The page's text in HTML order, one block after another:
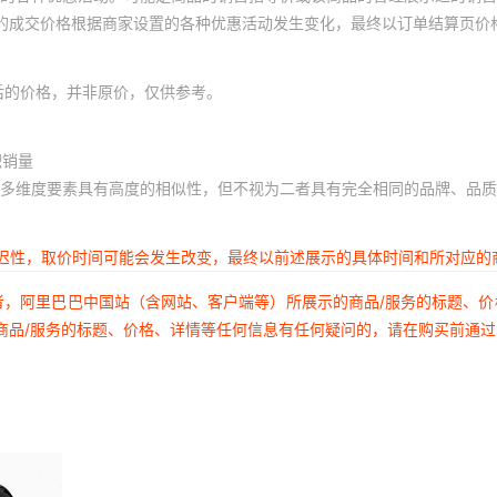
交价格根据商家设置的各种优惠活动发生变化，最终以订单结算页价
价格，并非原价，仅供参考。
量
维度要素具有高度的相似性，但不视为二者具有完全相同的品牌、品
，取价时间可能会发生改变，最终以前述展示的具体时间和所对应的
阿里巴巴中国站（含网站、客户端等）所展示的商品/服务的标题、
/服务的标题、价格、详情等任何信息有任何疑问的，请在购买前通